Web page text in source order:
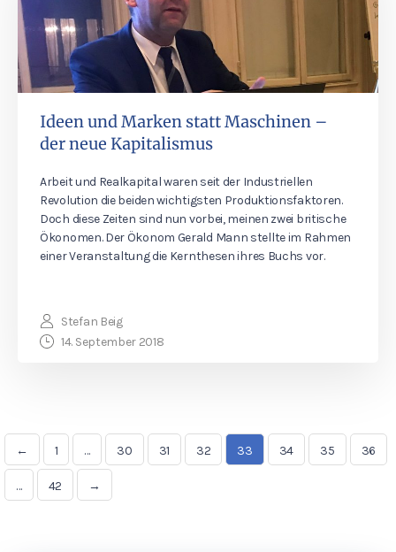
Ideen und Marken statt Maschinen –
der neue Kapitalismus
Arbeit und Realkapital waren seit der Industriellen
Revolution die beiden wichtigsten Produktionsfaktoren.
Doch diese Zeiten sind nun vorbei, meinen zwei britische
Ökonomen. Der Ökonom Gerald Mann stellte im Rahmen
einer Veranstaltung die Kernthesen ihres Buchs vor.
Stefan Beig
14. September 2018
← 1 … 30 31 32 33 34 35 36
… 42 →